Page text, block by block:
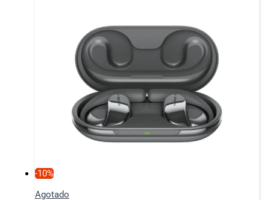
-10%
Agotado